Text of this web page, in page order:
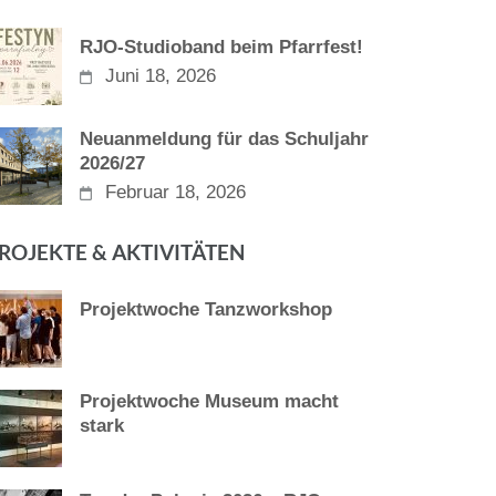
RJO-Studioband beim Pfarrfest!
Juni 18, 2026
Neuanmeldung für das Schuljahr
2026/27
Februar 18, 2026
& AKTIVITÄTEN
Projektwoche Tanzworkshop
Projektwoche Museum macht
stark